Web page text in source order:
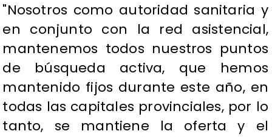
"Nosotros como autoridad sanitaria y
en conjunto con la red asistencial,
mantenemos todos nuestros puntos
de búsqueda activa, que hemos
mantenido fijos durante este año, en
todas las capitales provinciales, por lo
tanto, se mantiene la oferta y el